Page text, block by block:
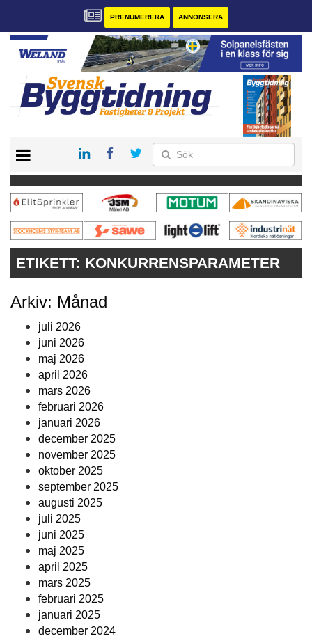
PRENUMERERA ANNONSERA
PRENUMERERA
VÅRA ANDRA MAGASIN
ANNONSERA
KONTAKT
ETIKETT: KONKURRENSPARAMETER
Arkiv: Månad
juli 2026
juni 2026
maj 2026
april 2026
mars 2026
februari 2026
januari 2026
december 2025
november 2025
oktober 2025
september 2025
augusti 2025
juli 2025
juni 2025
maj 2025
april 2025
mars 2025
februari 2025
januari 2025
december 2024